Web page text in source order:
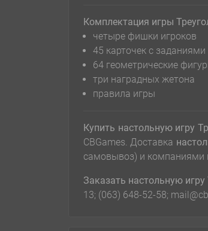
Комплектация игры
четыре фишки игроков
45 карточек с заданиями
64 геометрические
три наградных жетона
правила игры
Купить настольную игру
CBGames. Доставка
самовывоз) и компаниями
Заказать настольную игру
13; (063) 648-52-58;